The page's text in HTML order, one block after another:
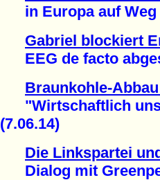
in Europa auf Weg
Gabriel blockiert
EEG de facto
Braunkohle-
"Wirtschaftlich
(7.06.14)
Die Linkspartei
Dialog mit